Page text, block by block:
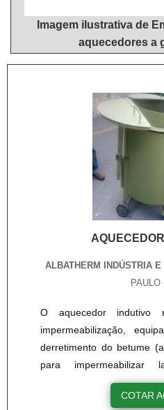
Imagem ilustrativa de
aquecedores a
ALBATHERM INDÚSTRIA E
PAULO
O aquecedor
impermeabilização,
derretimento do betume
para impermeabilizar
equipamento foi
mecânica para suportar as
COTAR